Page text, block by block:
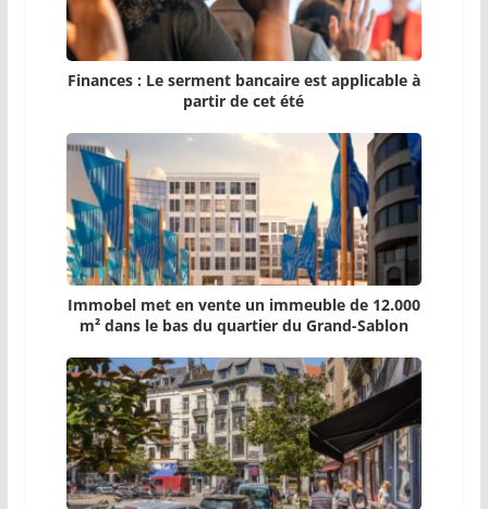
Finances : Le serment bancaire est applicable à
partir de cet été
Immobel met en vente un immeuble de 12.000
m² dans le bas du quartier du Grand-Sablon